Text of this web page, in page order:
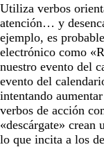
Utiliza verbos
atención… y
ejemplo, es
electrónico como
nuestro evento del
evento del
intentando
verbos de acción
«descárgate» crean
lo que incita a los